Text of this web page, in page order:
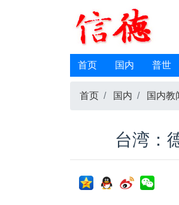
首页 国内 普世
首页 国内 国内教
台湾：